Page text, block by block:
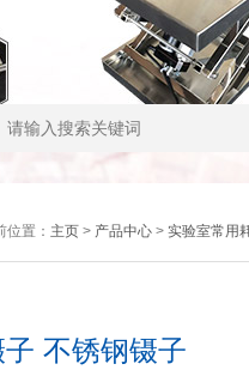
位置： 主页> 产品中心> 实验室常用
不锈钢镊子